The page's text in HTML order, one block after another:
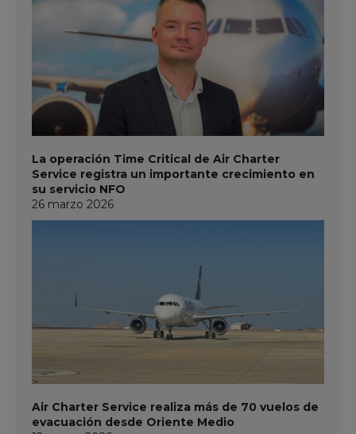
La operación Time Critical de Air Charter
Service registra un importante crecimiento en
su servicio NFO
26 marzo 2026
Air Charter Service realiza más de 70 vuelos de
evacuación desde Oriente Medio